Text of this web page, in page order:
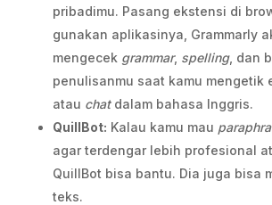
pribadimu. Pasang ekstensi di
gunakan aplikasinya, Grammarly
mengecek grammar, spelling, dan
penulisanmu saat kamu mengetik
atau chatdalam bahasa Inggris.
QuillBot: Kalau kamu mau
agar terdengar lebih profesional
QuillBot bisa bantu. Dia juga bisa
teks.